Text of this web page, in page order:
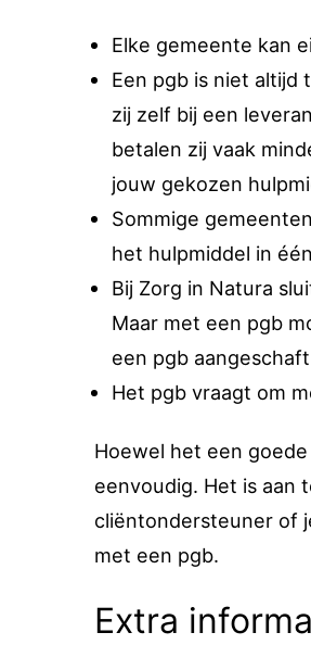
Elke gemeente kan
Een pgb is niet altijd
zij zelf bij een
betalen zij vaak
jouw gekozen
Sommige
het hulpmiddel in
Bij Zorg in Natura
Maar met een pgb
een pgb
Het pgb vraagt om
Hoewel het een
eenvoudig. Het is aan
cliëntondersteuner of
met een pgb.
Extra